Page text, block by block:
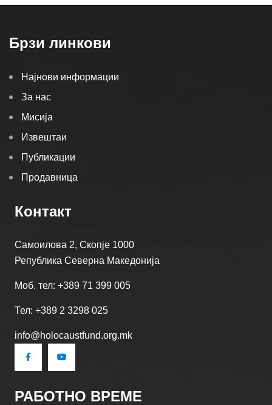
Брзи линкови
Најнови информации
За нас
Мисија
Извештаи
Публикации
Продавница
Контакт
Самоилова 2, Скопје 1000
Република Северна Македонија
Моб. тел: +389 71 399 005
Тел: +389 2 3298 025
info@holocaustfund.org.mk
РАБОТНО ВРЕМЕ